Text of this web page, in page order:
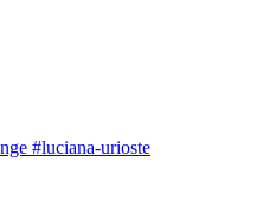
#luciana-urioste